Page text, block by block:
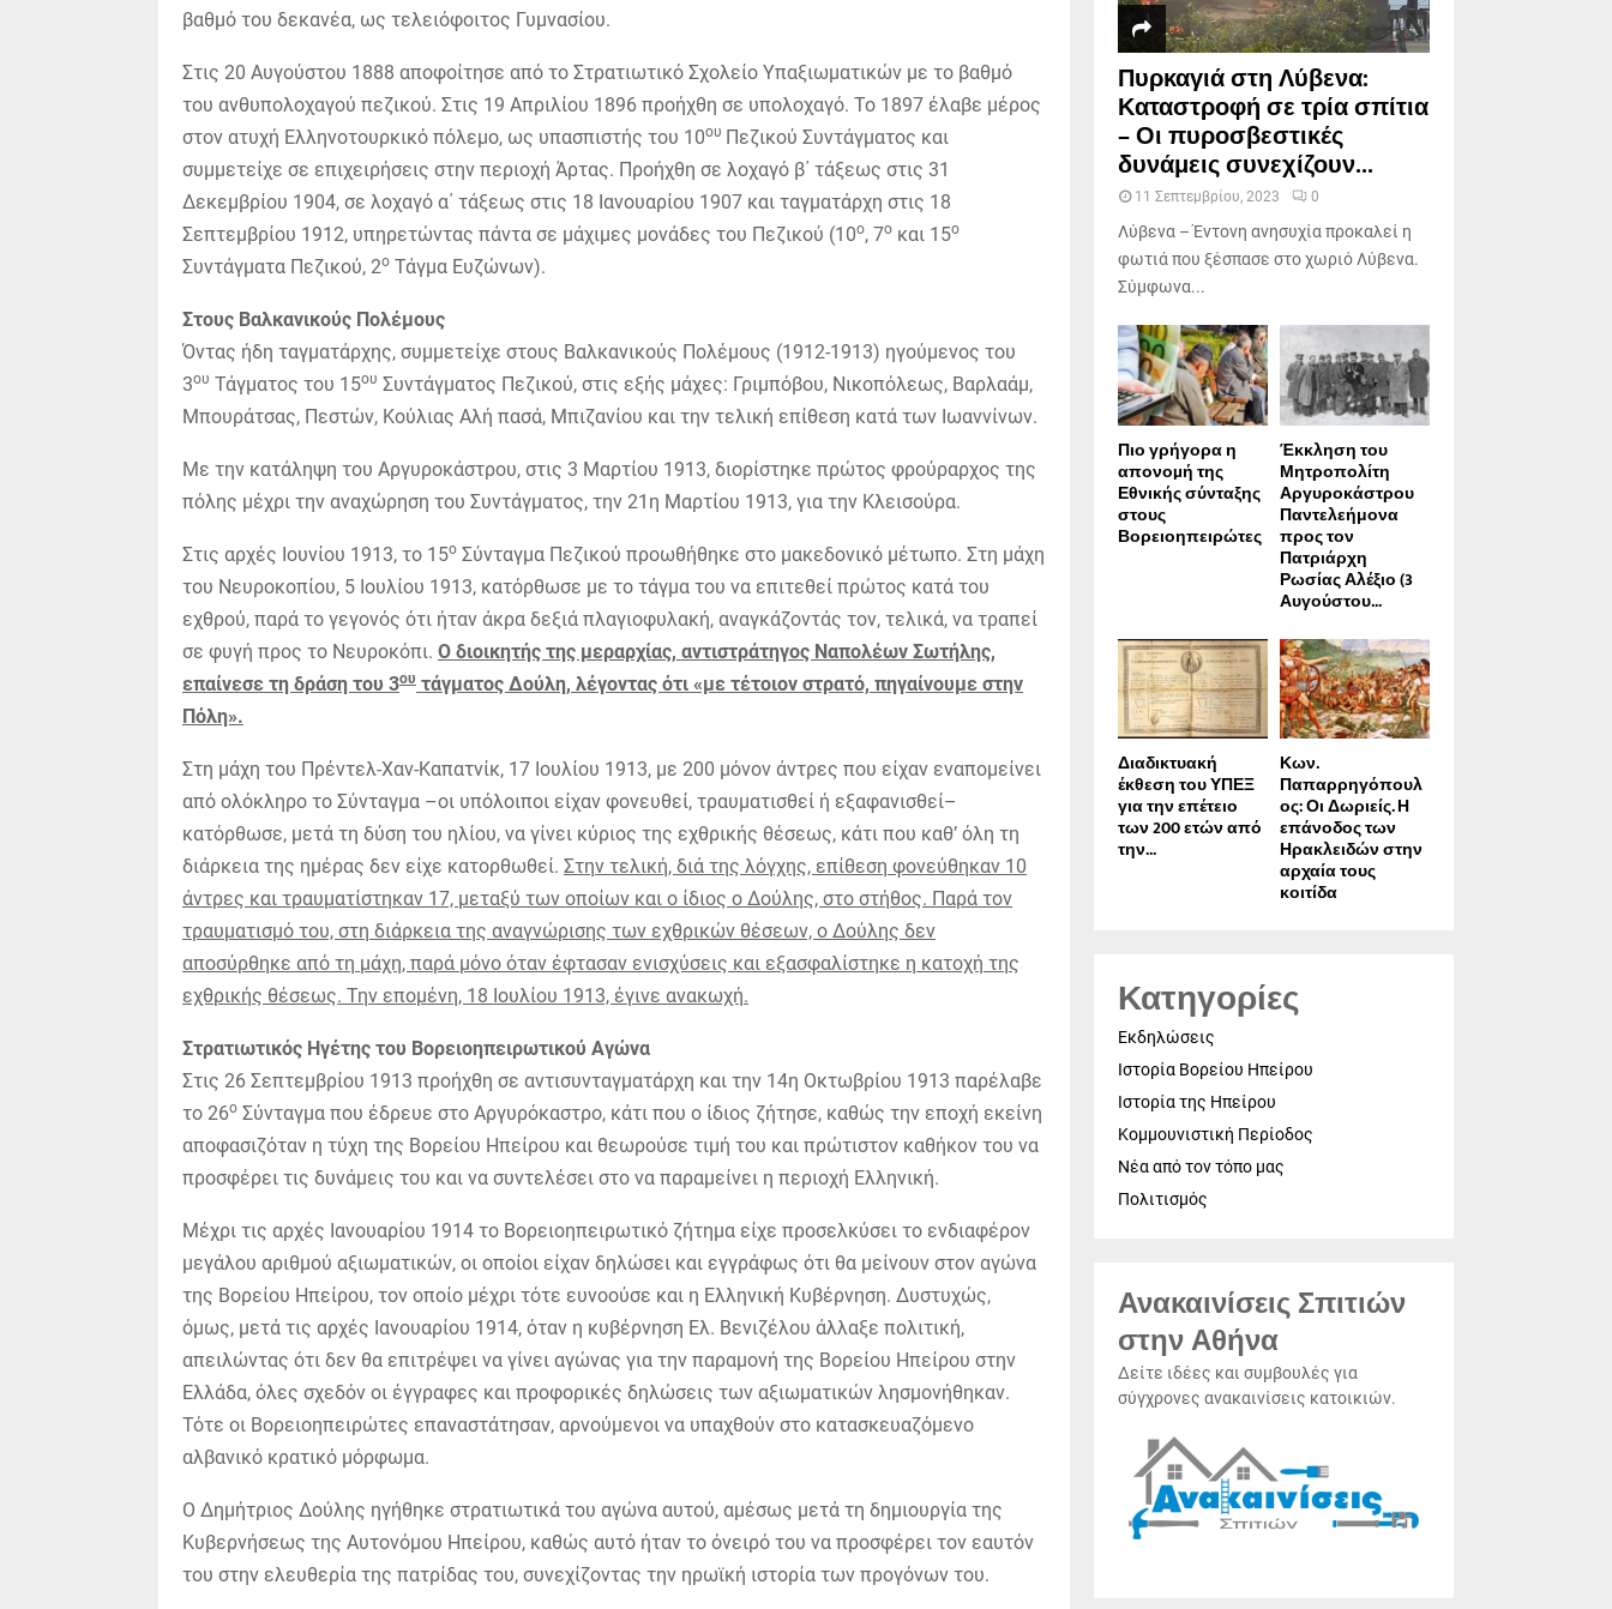
βαθμό του δεκανέα, ως τελειόφοιτος Γυμνασίου.
Στις 20 Αυγούστου 1888 αποφοίτησε από το Στρατιωτικό Σχολείο Υπαξιωματικών με το βαθμό
του ανθυπολοχαγού πεζικού. Στις 19 Απριλίου 1896 προήχθη σε υπολοχαγό. Το 1897 έλαβε μέρος
στον ατυχή Ελληνοτουρκικό πόλεμο, ως υπασπιστής του 10ου Πεζικού Συντάγματος και
συμμετείχε σε επιχειρήσεις στην περιοχή Άρτας. Προήχθη σε λοχαγό β΄ τάξεως στις 31
Δεκεμβρίου 1904, σε λοχαγό α΄ τάξεως στις 18 Ιανουαρίου 1907 και ταγματάρχη στις 18
Σεπτεμβρίου 1912, υπηρετώντας πάντα σε μάχιμες μονάδες του Πεζικού (10ο, 7ο και 15ο
Συντάγματα Πεζικού, 2ο Τάγμα Ευζώνων).
Στους Βαλκανικούς Πολέμους
Όντας ήδη ταγματάρχης, συμμετείχε στους Βαλκανικούς Πολέμους (1912-1913) ηγούμενος του
3ου Τάγματος του 15ου Συντάγματος Πεζικού, στις εξής μάχες: Γριμπόβου, Νικοπόλεως, Βαρλαάμ,
Μπουράτσας, Πεστών, Κούλιας Αλή πασά, Μπιζανίου και την τελική επίθεση κατά των Ιωαννίνων.
Με την κατάληψη του Αργυροκάστρου, στις 3 Μαρτίου 1913, διορίστηκε πρώτος φρούραρχος της
πόλης μέχρι την αναχώρηση του Συντάγματος, την 21η Μαρτίου 1913, για την Κλεισούρα.
Στις αρχές Ιουνίου 1913, το 15ο Σύνταγμα Πεζικού προωθήθηκε στο μακεδονικό μέτωπο. Στη μάχη
του Νευροκοπίου, 5 Ιουλίου 1913, κατόρθωσε με το τάγμα του να επιτεθεί πρώτος κατά του
εχθρού, παρά το γεγονός ότι ήταν άκρα δεξιά πλαγιοφυλακή, αναγκάζοντάς τον, τελικά, να τραπεί
σε φυγή προς το Νευροκόπι. Ο διοικητής της μεραρχίας, αντιστράτηγος Ναπολέων Σωτήλης,
επαίνεσε τη δράση του 3ου τάγματος Δούλη, λέγοντας ότι «με τέτοιον στρατό, πηγαίνουμε στην
Πόλη».
Στη μάχη του Πρέντελ-Χαν-Καπατνίκ, 17 Ιουλίου 1913, με 200 μόνον άντρες που είχαν εναπομείνει
από ολόκληρο το Σύνταγμα –οι υπόλοιποι είχαν φονευθεί, τραυματισθεί ή εξαφανισθεί–
κατόρθωσε, μετά τη δύση του ηλίου, να γίνει κύριος της εχθρικής θέσεως, κάτι που καθ’ όλη τη
διάρκεια της ημέρας δεν είχε κατορθωθεί. Στην τελική, διά της λόγχης, επίθεση φονεύθηκαν 10
άντρες και τραυματίστηκαν 17, μεταξύ των οποίων και ο ίδιος ο Δούλης, στο στήθος. Παρά τον
τραυματισμό του, στη διάρκεια της αναγνώρισης των εχθρικών θέσεων, ο Δούλης δεν
αποσύρθηκε από τη μάχη, παρά μόνο όταν έφτασαν ενισχύσεις και εξασφαλίστηκε η κατοχή της
εχθρικής θέσεως. Την επομένη, 18 Ιουλίου 1913, έγινε ανακωχή.
Στρατιωτικός Ηγέτης του Βορειοηπειρωτικού Αγώνα
Στις 26 Σεπτεμβρίου 1913 προήχθη σε αντισυνταγματάρχη και την 14η Οκτωβρίου 1913 παρέλαβε
το 26ο Σύνταγμα που έδρευε στο Αργυρόκαστρο, κάτι που ο ίδιος ζήτησε, καθώς την εποχή εκείνη
αποφασιζόταν η τύχη της Βορείου Ηπείρου και θεωρούσε τιμή του και πρώτιστον καθήκον του να
προσφέρει τις δυνάμεις του και να συντελέσει στο να παραμείνει η περιοχή Ελληνική.
Μέχρι τις αρχές Ιανουαρίου 1914 το Βορειοηπειρωτικό ζήτημα είχε προσελκύσει το ενδιαφέρον
μεγάλου αριθμού αξιωματικών, οι οποίοι είχαν δηλώσει και εγγράφως ότι θα μείνουν στον αγώνα
της Βορείου Ηπείρου, τον οποίο μέχρι τότε ευνοούσε και η Ελληνική Κυβέρνηση. Δυστυχώς,
όμως, μετά τις αρχές Ιανουαρίου 1914, όταν η κυβέρνηση Ελ. Βενιζέλου άλλαξε πολιτική,
απειλώντας ότι δεν θα επιτρέψει να γίνει αγώνας για την παραμονή της Βορείου Ηπείρου στην
Ελλάδα, όλες σχεδόν οι έγγραφες και προφορικές δηλώσεις των αξιωματικών λησμονήθηκαν.
Τότε οι Βορειοηπειρώτες επαναστάτησαν, αρνούμενοι να υπαχθούν στο κατασκευαζόμενο
αλβανικό κρατικό μόρφωμα.
Ο Δημήτριος Δούλης ηγήθηκε στρατιωτικά του αγώνα αυτού, αμέσως μετά τη δημιουργία της
Κυβερνήσεως της Αυτονόμου Ηπείρου, καθώς αυτό ήταν το όνειρό του να προσφέρει τον εαυτόν
του στην ελευθερία της πατρίδας του, συνεχίζοντας την ηρωϊκή ιστορία των προγόνων του.
Πυρκαγιά στη Λύβενα:
Καταστροφή σε τρία σπίτια
– Οι πυροσβεστικές
δυνάμεις συνεχίζουν...
11 Σεπτεμβρίου, 2023 0
Λύβενα – Έντονη ανησυχία προκαλεί η
φωτιά που ξέσπασε στο χωριό Λύβενα.
Σύμφωνα...
Πιο γρήγορα η
απονοµή της
Εθνικής σύνταξης
στους
Βορειοηπειρώτες
Έκκληση του
Μητροπολίτη
Αργυροκάστρου
Παντελεήμονα
προς τον
Πατριάρχη
Ρωσίας Αλέξιο (3
Αυγούστου...
Διαδικτυακή
έκθεση του ΥΠΕΞ
για την επέτειο
των 200 ετών από
την...
Κων.
Παπαρρηγόπουλ
ος: Οι Δωριείς. Η
επάνοδος των
Ηρακλειδών στην
αρχαία τους
κοιτίδα
Κατηγορίες
Εκδηλώσεις
Ιστορία Βορείου Ηπείρου
Ιστορία της Ηπείρου
Κομμουνιστική Περίοδος
Νέα από τον τόπο μας
Πολιτισμός
Ανακαινίσεις Σπιτιών
στην Αθήνα
Δείτε ιδέες και συμβουλές για
σύγχρονες ανακαινίσεις κατοικιών.